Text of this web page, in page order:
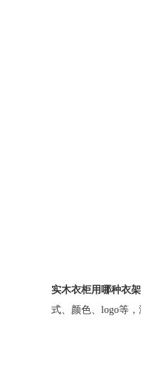
实木衣柜用哪种衣架
式、颜色、logo等，